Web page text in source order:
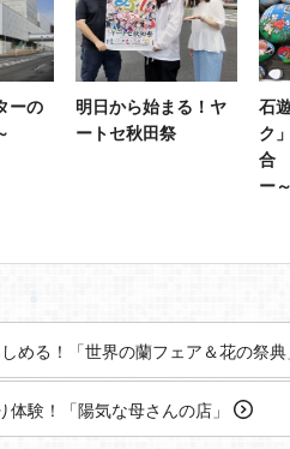
ーの
明日から始まる！ヤ
ートセ秋田祭
石
ク
合
ー～
める！「世界の蘭フェア＆花の祭典
体験！「陽気な母さんの店」